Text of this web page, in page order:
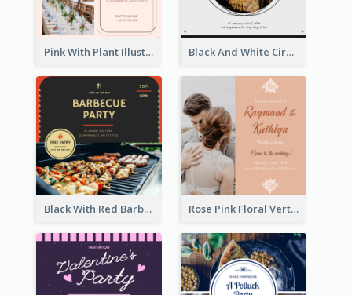
Pink With Plant Illustration Wedding Party Invitation Black And White Circle Photo Thanksgiving Dinner Invitation
Black With Red Barbecue Housewarming Invitation Rose Pink Floral Vertical Wedding Party Invitation